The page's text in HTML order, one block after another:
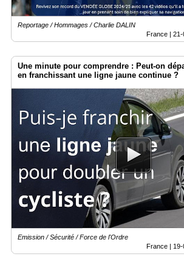
Reportage / Hommages / Charlie DALIN
France | 21-
Une minute pour comprendre : Peut-on
en franchissant une ligne jaune continue ?
Emission / Sécurité / Force de l'Ordre
France |